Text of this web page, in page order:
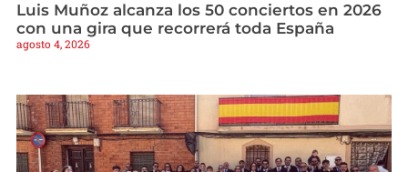
Luis Muñoz alcanza los 50 conciertos en 2026
con una gira que recorrerá toda España
agosto 4, 2026